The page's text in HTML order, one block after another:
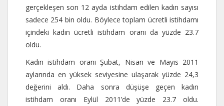
gerçekleşen son 12 ayda istihdam edilen kadın sayısı
sadece 254 bin oldu. Böylece toplam ücretli istihdamı
içindeki kadın ücretli istihdam oranı da yüzde 23.7
oldu.
Kadın istihdam oranı Şubat, Nisan ve Mayıs 2011
aylarında en yüksek seviyesine ulaşarak yüzde 24,3
değerini aldı. Daha sonra düşüşe geçen kadın
istihdam oranı Eylül 2011’de yüzde 23.7 oldu.